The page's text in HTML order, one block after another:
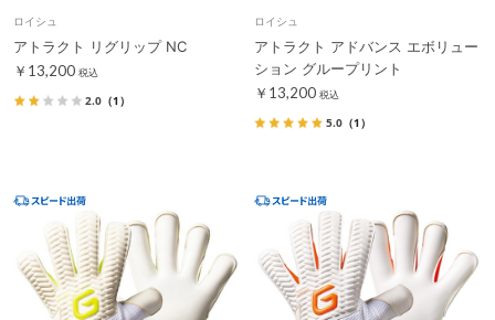
ロイシュ
アトラクト リグリップ NC
￥13,200 税込
2.0 （1）
ロイシュ
アトラクト アドバンス エボリュー
ション グループリント
￥13,200 税込
5.0 （1）